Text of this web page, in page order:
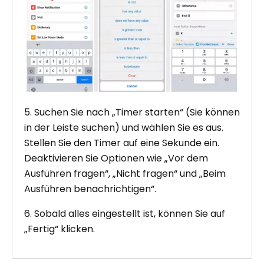
5. Suchen Sie nach „Timer starten“ (Sie können
in der Leiste suchen) und wählen Sie es aus.
Stellen Sie den Timer auf eine Sekunde ein.
Deaktivieren Sie Optionen wie „Vor dem
Ausführen fragen“, „Nicht fragen“ und „Beim
Ausführen benachrichtigen“.
6. Sobald alles eingestellt ist, können Sie auf
„Fertig“ klicken.